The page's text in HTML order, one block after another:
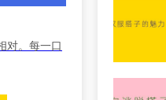
对。每一口